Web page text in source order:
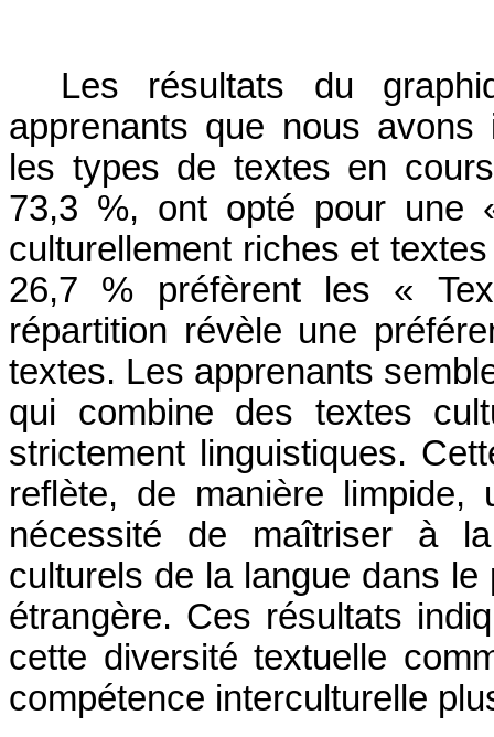
Les résultats du
apprenants que nous
les types de textes en
73,3 %, ont opté pour une
culturellement riches et
26,7 % préfèrent les «
répartition révèle une
textes. Les apprenants
qui combine des textes
strictement linguistiques.
reflète, de manière limpide,
nécessité de maîtriser à
culturels de la langue dans le
étrangère. Ces résultats
cette diversité textuelle
compétence interculturelle